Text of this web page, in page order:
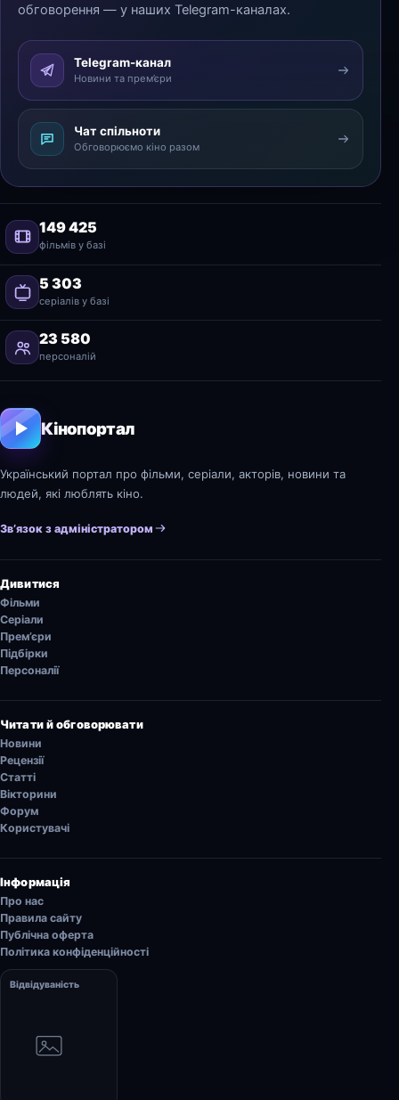
обговорення — у наших Telegram-каналах.
Telegram-канал
Новини та прем’єри
Чат спільноти
Обговорюємо кіно разом
149 425
фільмів у базі
5 303
серіалів у базі
23 580
персоналій
Кінопортал
Український портал про фільми, серіали, акторів, новини та
людей, які люблять кіно.
Зв’язок з адміністратором
Дивитися
Фільми
Серіали
Прем’єри
Підбірки
Персоналії
Читати й обговорювати
Новини
Рецензії
Статті
Вікторини
Форум
Користувачі
Інформація
Про нас
Правила сайту
Публічна оферта
Політика конфіденційності
Відвідуваність